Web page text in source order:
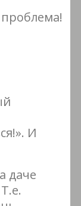
И
даче